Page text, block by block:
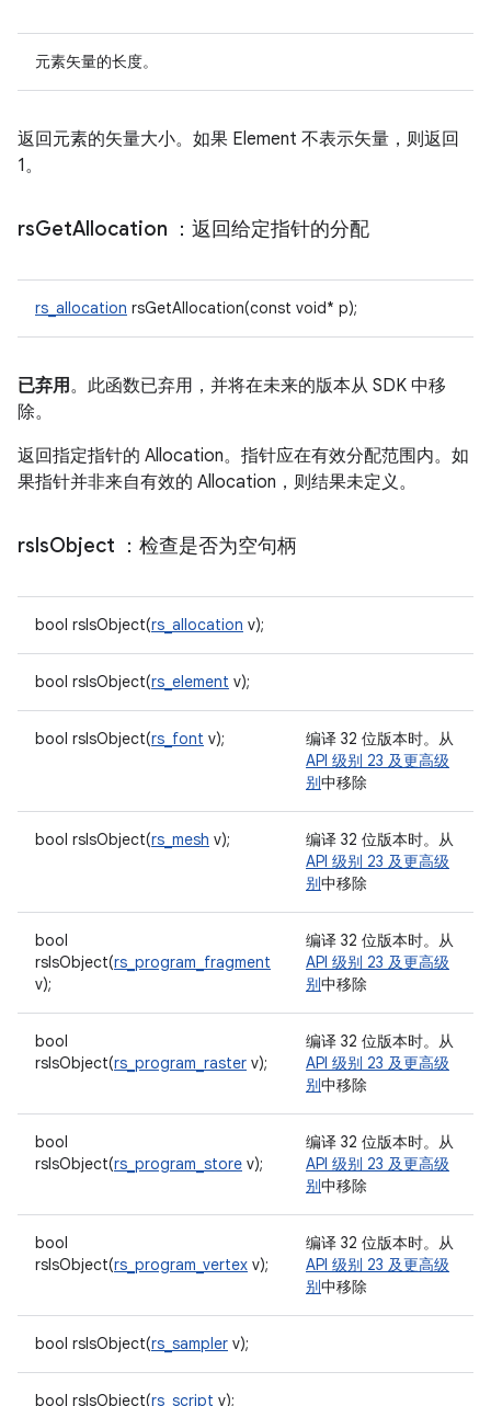
元素矢量的长度。
返回元素的矢量大小。如果 Element 不表示矢量，则返回
1。
rsGetAllocation ：返回给定指针的分配
rs_allocation rsGetAllocation(const void* p);
已弃用。此函数已弃用，并将在未来的版本从 SDK 中移
除。
返回指定指针的 Allocation。指针应在有效分配范围内。如
果指针并非来自有效的 Allocation，则结果未定义。
rs IsObject ：检查是否为空句柄
bool rsIsObject(rs_allocation v);
bool rsIsObject(rs_element v);
bool rsIsObject(rs_font v);
编译 32 位版本时。从
API 级别 23 及更高级
别中移除
bool rsIsObject(rs_mesh v);
编译 32 位版本时。从
API 级别 23 及更高级
别中移除
bool
rsIsObject(rs_program_fragment
v);
编译 32 位版本时。从
API 级别 23 及更高级
别中移除
bool
rsIsObject(rs_program_raster v);
编译 32 位版本时。从
API 级别 23 及更高级
别中移除
bool
rsIsObject(rs_program_store v);
编译 32 位版本时。从
API 级别 23 及更高级
别中移除
bool
rsIsObject(rs_program_vertex v);
编译 32 位版本时。从
API 级别 23 及更高级
别中移除
bool rsIsObject(rs_sampler v);
bool rsIsObject(rs_script v);